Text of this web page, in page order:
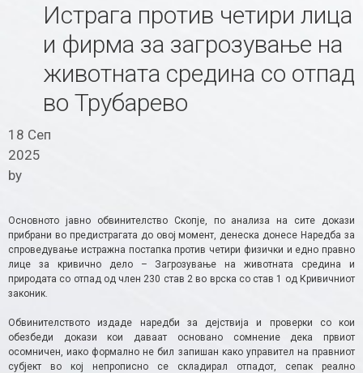
Истрага против четири лица
и фирма за загрозување на
животната средина со отпад
во Трубарево
18 Сеп
2025
by
Основното јавно обвинителство Скопје, по анализа на сите докази
прибрани во предистрагата до овој момент, денеска донесе Наредба за
спроведување истражна постапка против четири физички и едно правно
лице за кривично дело – Загрозување на животната средина и
природата со отпад од член 230 став 2 во врска со став 1 од Кривичниот
законик.
Обвинителството издаде наредби за дејствија и проверки со кои
обезбеди докази кои даваат основано сомнение дека првиот
осомничен, иако формално не бил запишан како управител на правниот
субјект во кој непрописно се складирал отпадот, сепак реално